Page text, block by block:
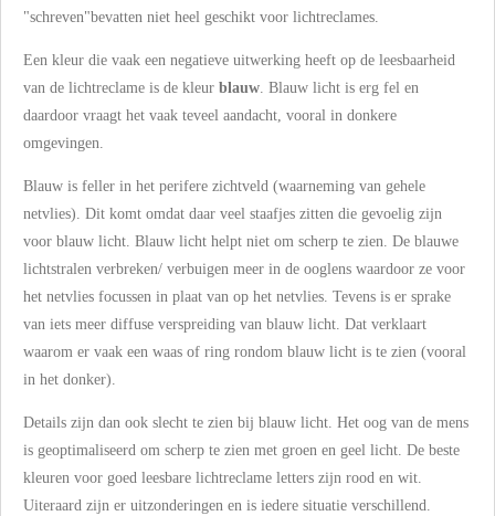
"schreven"bevatten niet heel geschikt voor lichtreclames.
Een kleur die vaak een negatieve uitwerking heeft op de leesbaarheid
van de lichtreclame is de kleur blauw. Blauw licht is erg fel en
daardoor vraagt het vaak teveel aandacht, vooral in donkere
omgevingen.
Blauw is feller in het perifere zichtveld (waarneming van gehele
netvlies). Dit komt omdat daar veel staafjes zitten die gevoelig zijn
voor blauw licht. Blauw licht helpt niet om scherp te zien. De blauwe
lichtstralen verbreken/ verbuigen meer in de ooglens waardoor ze voor
het netvlies focussen in plaat van op het netvlies. Tevens is er sprake
van iets meer diffuse verspreiding van blauw licht. Dat verklaart
waarom er vaak een waas of ring rondom blauw licht is te zien (vooral
in het donker).
Details zijn dan ook slecht te zien bij blauw licht. Het oog van de mens
is geoptimaliseerd om scherp te zien met groen en geel licht. De beste
kleuren voor goed leesbare lichtreclame letters zijn rood en wit.
Uiteraard zijn er uitzonderingen en is iedere situatie verschillend.